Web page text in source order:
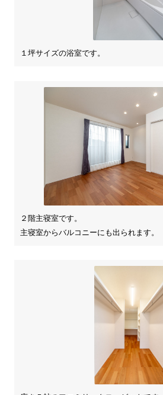
１坪サイズの浴室です。
２階主寝室です。
主寝室からバルコニーにも出られます。